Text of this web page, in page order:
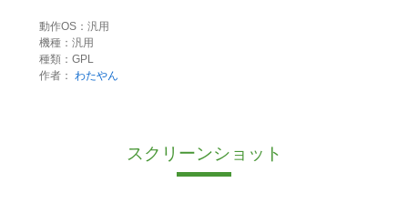
動作OS：汎用
機種：汎用
種類：GPL
作者： わたやん
スクリーンショット